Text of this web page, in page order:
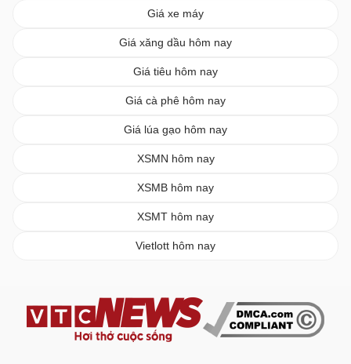
Giá xe máy
Giá xăng dầu hôm nay
Giá tiêu hôm nay
Giá cà phê hôm nay
Giá lúa gạo hôm nay
XSMN hôm nay
XSMB hôm nay
XSMT hôm nay
Vietlott hôm nay